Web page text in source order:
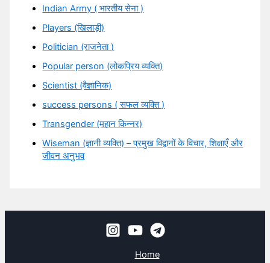
Indian Army ( भारतीय सेना )
Players (खिलाड़ी)
Politician (राजनेता )
Popular person (लोकप्रिय व्यक्ति)
Scientist (वैज्ञानिक)
success persons ( सफल व्यक्ति )
Transgender (महान किन्नर)
Wiseman (ज्ञानी व्यक्ति) – प्रमुख विद्वानों के विचार, शिक्षाएँ और
जीवन अनुभव
Home